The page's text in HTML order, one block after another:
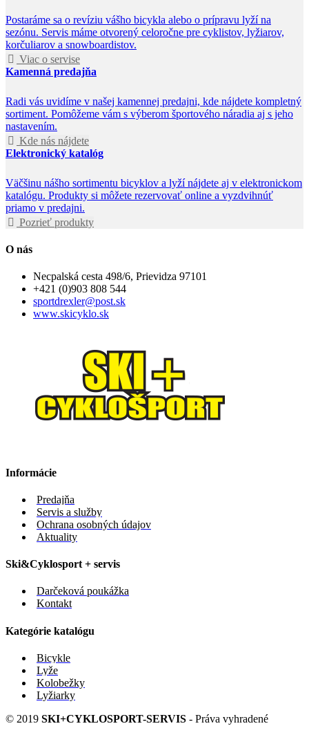
Postaráme sa o revíziu vášho bicykla alebo o prípravu lyží na
sezónu. Servis máme otvorený celoročne pre cyklistov, lyžiarov,
korčuliarov a snowboardistov.
Viac o servise
Kamenná predajňa
Radi vás uvidíme v našej kamennej predajni, kde nájdete kompletný
sortiment. Pomôžeme vám s výberom športového náradia aj s jeho
nastavením.
Kde nás nájdete
Elektronický katalóg
Väčšinu nášho sortimentu bicyklov a lyží nájdete aj v elektronickom
katalógu. Produkty si môžete rezervovať online a vyzdvihnúť
priamo v predajni.
Pozrieť produkty
O nás
Necpalská cesta 498/6, Prievidza 97101
+421 (0)903 808 544
sportdrexler@post.sk
www.skicyklo.sk
Informácie
Predajňa
Servis a služby
Ochrana osobných údajov
Aktuality
Ski&Cyklosport + servis
Darčeková poukážka
Kontakt
Kategórie katalógu
Bicykle
Lyže
Kolobežky
Lyžiarky
© 2019 SKI+CYKLOSPORT-SERVIS - Práva vyhradené